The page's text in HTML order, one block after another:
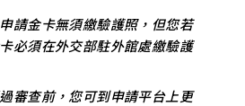
請金卡無須繳驗護照，但您若
必須在外交部駐外館處繳驗護
審查前，您可到申請平台上更